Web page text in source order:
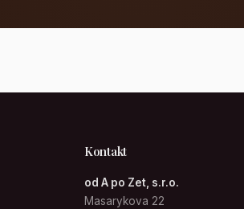
Kontakt
od A po Zet, s.r.o.
Masarykova 22